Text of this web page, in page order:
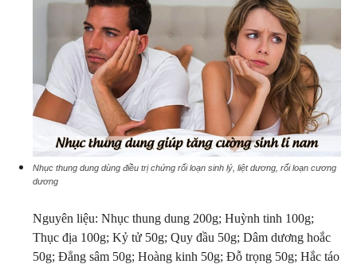
Nhục thung dung dùng điều trị chứng rối loạn sinh lý, liệt dương, rối loạn cương
dương
Nguyên liệu: Nhục thung dung 200g; Huỳnh tinh 100g;
Thục địa 100g; Kỷ tử 50g; Quy đầu 50g; Dâm dương hoắc
50g; Đẳng sâm 50g; Hoàng kinh 50g; Đỗ trọng 50g; Hắc táo